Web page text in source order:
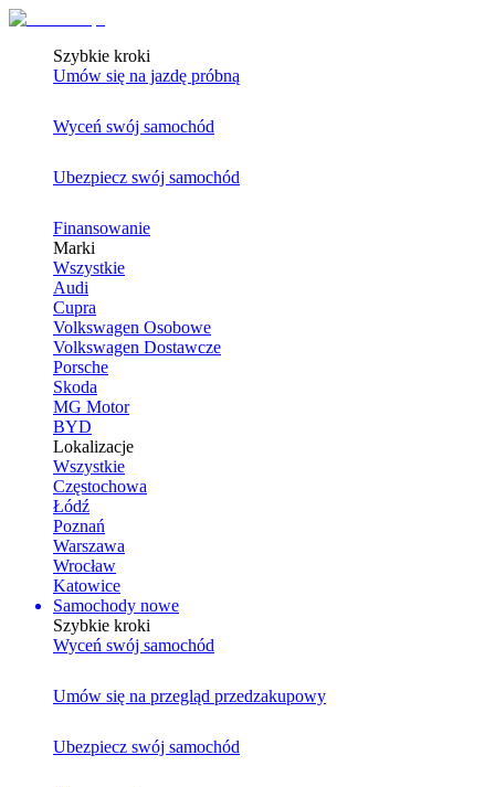
Szybkie kroki
Umów się na jazdę próbną
Wyceń swój samochód
Ubezpiecz swój samochód
Finansowanie
Marki
Wszystkie
Audi
Cupra
Volkswagen Osobowe
Volkswagen Dostawcze
Porsche
Skoda
MG Motor
BYD
Lokalizacje
Wszystkie
Częstochowa
Łódź
Poznań
Warszawa
Wrocław
Katowice
Samochody nowe
Szybkie kroki
Wyceń swój samochód
Umów się na przegląd przedzakupowy
Ubezpiecz swój samochód